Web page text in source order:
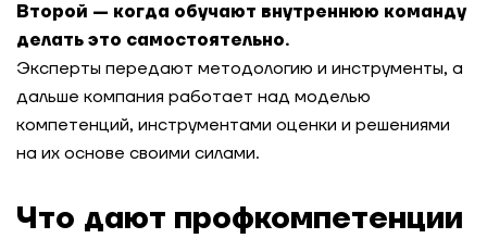
Второй — когда обучают внутреннюю команду
делать это самостоятельно.
Эксперты передают методологию и инструменты, а
дальше компания работает над моделью
компетенций, инструментами оценки и решениями
на их основе своими силами.
Что дают профкомпетенции